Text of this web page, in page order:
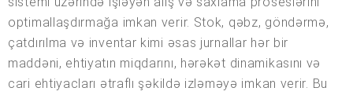
optimallaşdırmağa imkan verir. Stok, qəbz, göndərmə,
çatdırılma və inventar kimi əsas jurnallar hər bir
maddəni, ehtiyatın miqdarını, hərəkət dinamikasını və
cari ehtiyacları ətraflı şəkildə izləməyə imkan verir. Bu